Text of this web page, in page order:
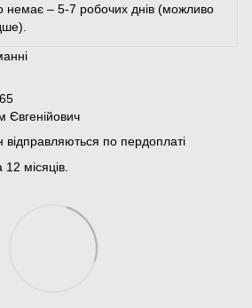
немає – 5-7 робочих днів (можливо
по пердоплаті
місяців.